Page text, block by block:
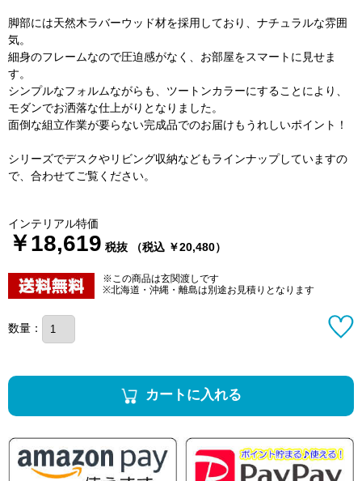
脚部には天然木ラバーウッド材を採用しており、ナチュラルな雰囲
気。
細身のフレームなので圧迫感がなく、お部屋をスマートに見せま
す。
シンプルなフォルムながらも、ツートンカラーにすることにより、
モダンでお洒落な仕上がりとなりました。
面倒な組立作業が要らない完成品でのお届けもうれしいポイント！
シリーズでデスクやリビング収納などもラインナップしていますの
で、合わせてご覧ください。
インテリアル特価
￥18,619 税抜 （税込 ￥20,480）
※この商品は玄関渡しです
※北海道・沖縄・離島は別途お見積りとなります
数量：
カートに入れる